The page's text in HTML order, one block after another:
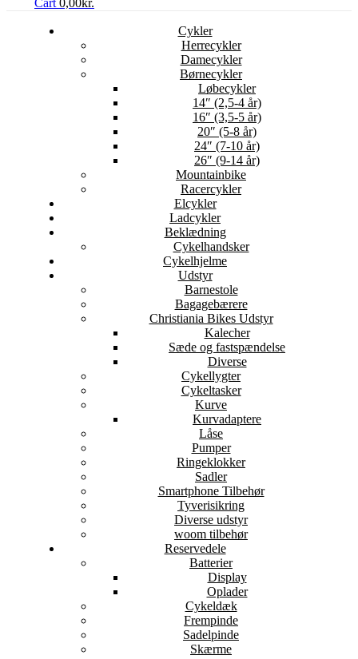
Cart 0,00kr.
Cykler
Herrecykler
Damecykler
Børnecykler
Løbecykler
14″ (2,5-4 år)
16″ (3,5-5 år)
20″ (5-8 år)
24″ (7-10 år)
26″ (9-14 år)
Mountainbike
Racercykler
Elcykler
Ladcykler
Beklædning
Cykelhandsker
Cykelhjelme
Udstyr
Barnestole
Bagagebærere
Christiania Bikes Udstyr
Kalecher
Sæde og fastspændelse
Diverse
Cykellygter
Cykeltasker
Kurve
Kurvadaptere
Låse
Pumper
Ringeklokker
Sadler
Smartphone Tilbehør
Tyverisikring
Diverse udstyr
woom tilbehør
Reservedele
Batterier
Display
Oplader
Cykeldæk
Frempinde
Sadelpinde
Skærme